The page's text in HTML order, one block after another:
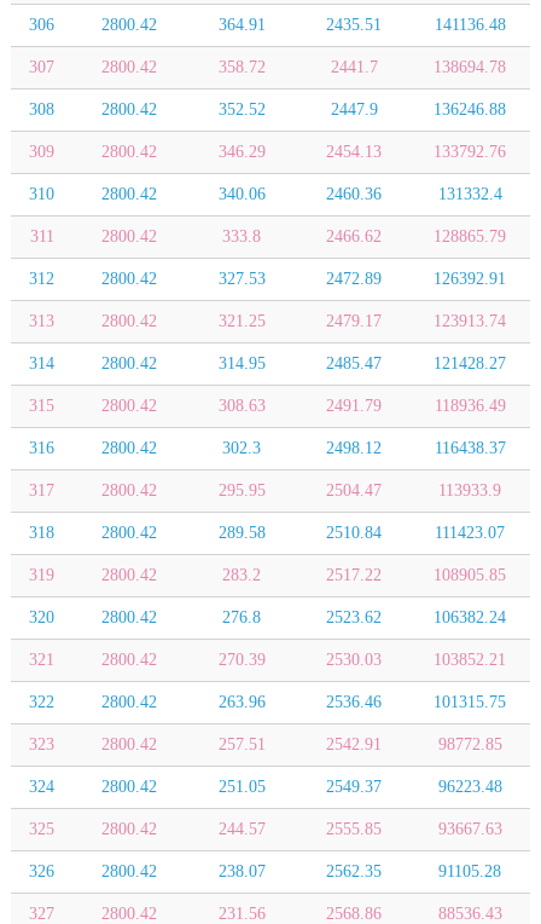
306 2800.42 364.91 2435.51 141136.48
307 2800.42 358.72 2441.7 138694.78
308 2800.42 352.52 2447.9 136246.88
309 2800.42 346.29 2454.13 133792.76
310 2800.42 340.06 2460.36 131332.4
311 2800.42 333.8 2466.62 128865.79
312 2800.42 327.53 2472.89 126392.91
313 2800.42 321.25 2479.17 123913.74
314 2800.42 314.95 2485.47 121428.27
315 2800.42 308.63 2491.79 118936.49
316 2800.42 302.3 2498.12 116438.37
317 2800.42 295.95 2504.47 113933.9
318 2800.42 289.58 2510.84 111423.07
319 2800.42 283.2 2517.22 108905.85
320 2800.42 276.8 2523.62 106382.24
321 2800.42 270.39 2530.03 103852.21
322 2800.42 263.96 2536.46 101315.75
323 2800.42 257.51 2542.91 98772.85
324 2800.42 251.05 2549.37 96223.48
325 2800.42 244.57 2555.85 93667.63
326 2800.42 238.07 2562.35 91105.28
327 2800.42 231.56 2568.86 88536.43